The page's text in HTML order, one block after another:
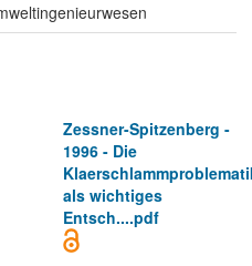
Zessner-Spitzenberg -
1996 - Die
als wichtiges
Entsch....pdf